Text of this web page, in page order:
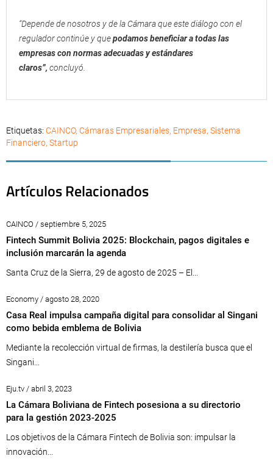
“Depende de nosotros y de la Cámara que este diálogo con el
regulador continúe y quepodamos beneficiar a todas las
empresas con normas adecuadas y estándares
claros”, concluyó.
Etiquetas: CAINCO, Cámaras Empresariales, Empresa, Sistema
Financiero, Startup
Artículos Relacionados
CAINCO / septiembre 5, 2025
Fintech Summit Bolivia 2025: Blockchain, pagos digitales e
inclusión marcarán la agenda
Santa Cruz de la Sierra, 29 de agosto de 2025 – El...
Economy / agosto 28, 2020
Casa Real impulsa campaña digital para consolidar al Singani
como bebida emblema de Bolivia
Mediante la recolección virtual de firmas, la destilería busca que el
Singani...
Eju.tv / abril 3, 2023
La Cámara Boliviana de Fintech posesiona a su directorio
para la gestión 2023-2025
Los objetivos de la Cámara Fintech de Bolivia son: impulsar la
innovación...